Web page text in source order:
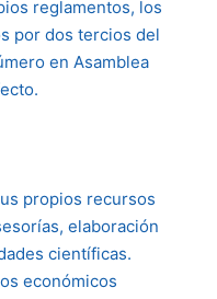
reglamentos, los
por dos tercios del
en Asamblea
propios recursos
elaboración
científicas.
económicos